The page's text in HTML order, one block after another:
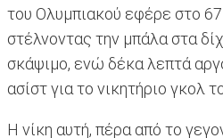
του Ολυμπιακού εφέρε στο
στέλνοντας την μπάλα στα
σκάψιμο, ενώ δέκα λεπτά
ασίστ για το νικητήριο γκολ
Η νίκη αυτή, πέρα από το